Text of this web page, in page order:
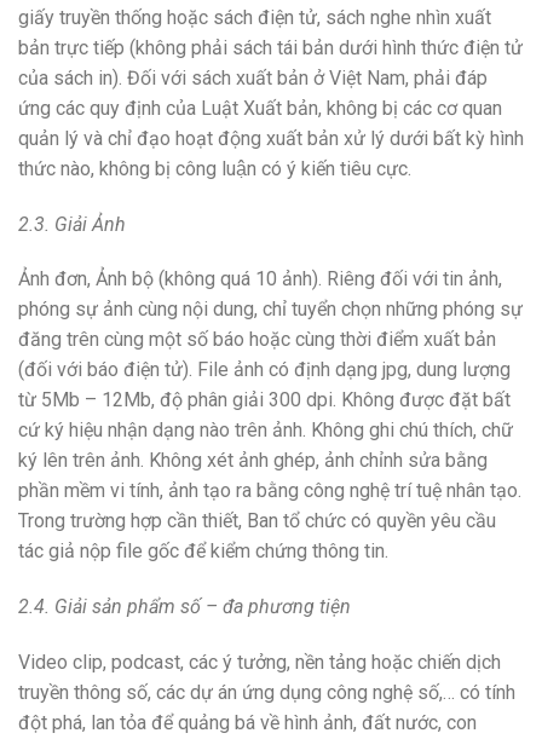
giấy truyền thống hoặc sách điện tử, sách nghe nhìn xuất
bản trực tiếp (không phải sách tái bản dưới hình thức điện tử
của sách in). Đối với sách xuất bản ở Việt Nam, phải đáp
ứng các quy định của Luật Xuất bản, không bị các cơ quan
quản lý và chỉ đạo hoạt động xuất bản xử lý dưới bất kỳ hình
thức nào, không bị công luận có ý kiến tiêu cực.
2.3. Giải Ảnh
Ảnh đơn, Ảnh bộ (không quá 10 ảnh). Riêng đối với tin ảnh,
phóng sự ảnh cùng nội dung, chỉ tuyển chọn những phóng sự
đăng trên cùng một số báo hoặc cùng thời điểm xuất bản
(đối với báo điện tử). File ảnh có định dạng jpg, dung lượng
từ 5Mb – 12Mb, độ phân giải 300 dpi. Không được đặt bất
cứ ký hiệu nhận dạng nào trên ảnh. Không ghi chú thích, chữ
ký lên trên ảnh. Không xét ảnh ghép, ảnh chỉnh sửa bằng
phần mềm vi tính, ảnh tạo ra bằng công nghệ trí tuệ nhân tạo.
Trong trường hợp cần thiết, Ban tổ chức có quyền yêu cầu
tác giả nộp file gốc để kiểm chứng thông tin.
2.4. Giải sản phẩm số – đa phương tiện
Video clip, podcast, các ý tưởng, nền tảng hoặc chiến dịch
truyền thông số, các dự án ứng dụng công nghệ số,… có tính
đột phá, lan tỏa để quảng bá về hình ảnh, đất nước, con